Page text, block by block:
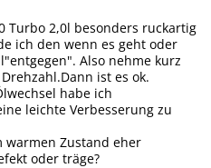
Turbo 2,0l besonders ruckartig
ich den wenn es geht oder
Also nehme kurz
ist es ok.
habe ich
leichte Verbesserung zu
warmen Zustand eher
oder träge?